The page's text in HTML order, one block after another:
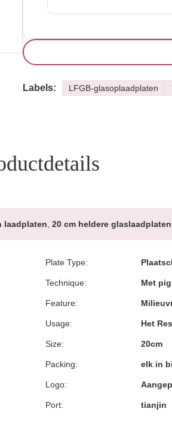
Labels: LFGB-glasoplaadplaten
laadplaten 20 cm heldere glaslaadplaten
Plate Type:
Technique: Met
Feature:
Usage: Het
Size: 20cm
Packing: elk in
Logo:
Port: tianjin